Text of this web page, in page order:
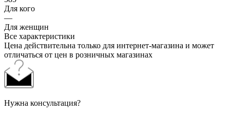
Для кого
—
Для женщин
Все характеристики
Цена действительна только для интернет-магазина и может
отличаться от цен в розничных магазинах
Нужна консультация?